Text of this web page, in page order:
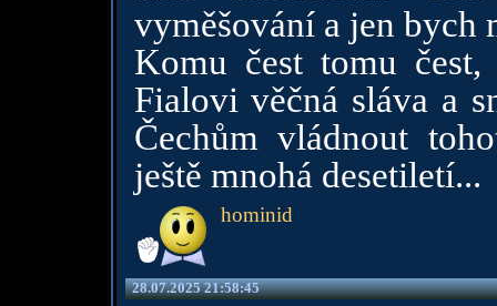
vyměšování a jen bych
Komu čest tomu
Fialovi věčná sláva a
Čechům vládnout
ještě mnohá desetiletí...
hominid
28.07.2025 21:58:45